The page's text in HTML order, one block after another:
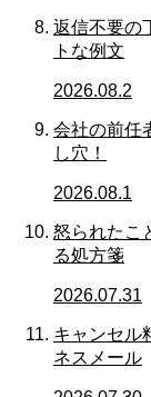
返信不要の
トな例文
2026.08.2
会社の前任
し穴！
2026.08.1
怒られたこ
る処方箋
2026.07.31
キャンセル
ネスメール